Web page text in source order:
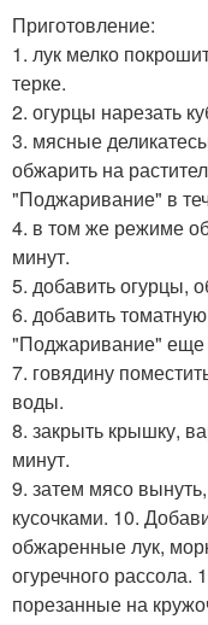
Приготовление:
1. лук мелко
терке.
2. огурцы нарезать
3. мясные
обжарить на
"Поджаривание" в
4. в том же режиме
минут.
5. добавить огурцы,
6. добавить
"Поджаривание" еще
7. говядину
воды.
8. закрыть крышку,
минут.
9. затем мясо
кусочками. 10.
обжаренные лук,
огуречного рассола.
порезанные на